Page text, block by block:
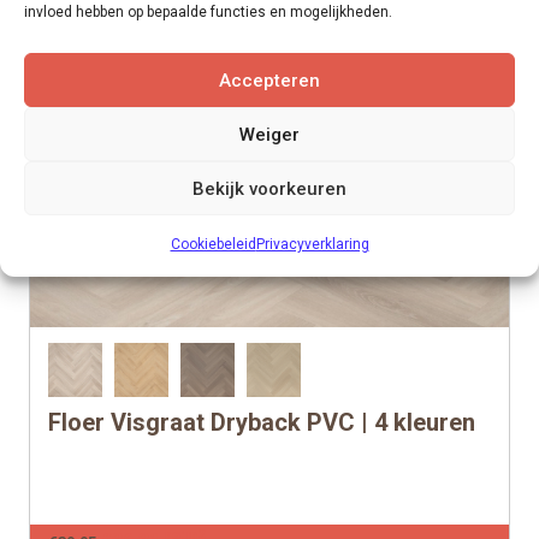
invloed hebben op bepaalde functies en mogelijkheden.
Accepteren
Weiger
Bekijk voorkeuren
Cookiebeleid Privacyverklaring
Floer Visgraat Dryback PVC | 4 kleuren
Dit